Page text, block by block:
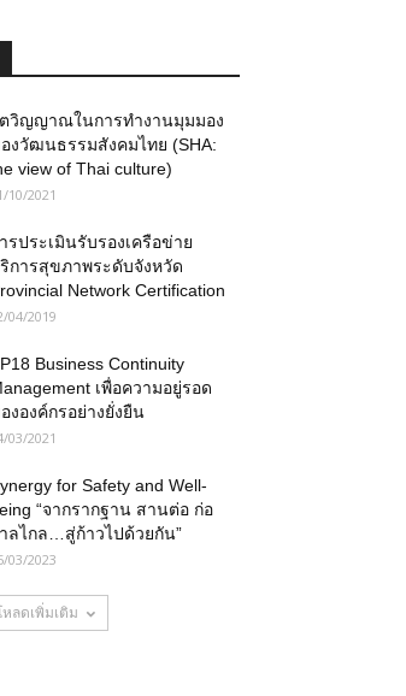
วิญญาณในการทำงานมุมมอง
งวัฒนธรรมสังคมไทย (SHA:
view of Thai culture)
10/2021
รประเมินรับรองเครือข่าย
การสุขภาพระดับจังหวัด
Network Certification
04/2019
Business Continuity
เพื่อความอยู่รอด
งองค์กรอย่างยั่งยืน
03/2021
for Safety and Well-
“จากรากฐาน สานต่อ ก่อ
ลไกล…สู่ก้าวไปด้วยกัน”
03/2023
หลดเพิ่มเติม